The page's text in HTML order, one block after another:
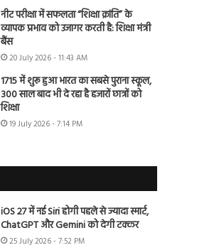
नीट परीक्षा में सफलता “शिक्षा क्रांति” के
व्यापक प्रभाव को उजागर करती है: शिक्षा मंत्री
बैंस
20 July 2026 - 11:43 AM
1715 में शुरू हुआ भारत का सबसे पुराना स्कूल,
300 साल बाद भी दे रहा है हजारों छात्रों को
शिक्षा
19 July 2026 - 7:14 PM
iOS 27 में नई Siri होगी पहले से ज्यादा स्मार्ट,
ChatGPT और Gemini को देगी टक्कर
25 July 2026 - 7:52 PM